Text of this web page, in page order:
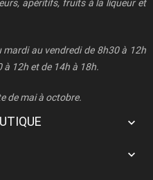
apéritifs, fruits à la liqueur et
au vendredi de 8h30 à 12h
à 12h et de 14h à 18h.
de mai à octobre.

